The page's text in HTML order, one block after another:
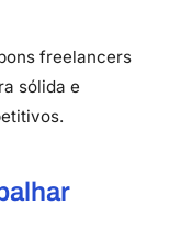
freelancers
sólida e